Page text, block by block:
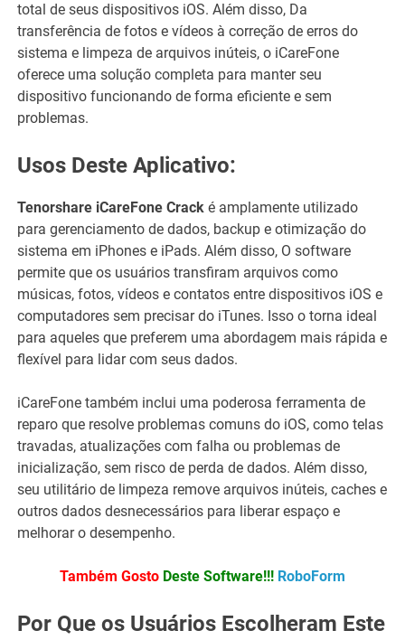
total de seus dispositivos iOS. Além disso, Da
transferência de fotos e vídeos à correção de erros do
sistema e limpeza de arquivos inúteis, o iCareFone
oferece uma solução completa para manter seu
dispositivo funcionando de forma eficiente e sem
problemas.
Usos Deste Aplicativo:
Tenorshare iCareFone Crack é amplamente utilizado
para gerenciamento de dados, backup e otimização do
sistema em iPhones e iPads. Além disso, O software
permite que os usuários transfiram arquivos como
músicas, fotos, vídeos e contatos entre dispositivos iOS e
computadores sem precisar do iTunes. Isso o torna ideal
para aqueles que preferem uma abordagem mais rápida e
flexível para lidar com seus dados.
iCareFone também inclui uma poderosa ferramenta de
reparo que resolve problemas comuns do iOS, como telas
travadas, atualizações com falha ou problemas de
inicialização, sem risco de perda de dados. Além disso,
seu utilitário de limpeza remove arquivos inúteis, caches e
outros dados desnecessários para liberar espaço e
melhorar o desempenho.
Também Gosto Deste Software!!! RoboForm
Por Que os Usuários Escolheram Este